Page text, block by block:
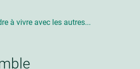
à vivre avec les autres...